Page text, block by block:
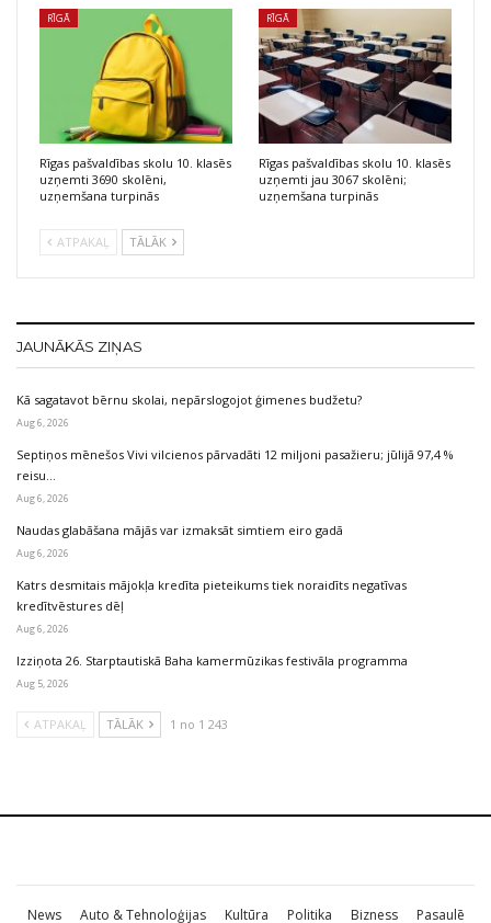
RĪGĀ
Rīgas pašvaldības skolu 10. klasēs
uzņemti 3690 skolēni,
uzņemšana turpinās
RĪGĀ
Rīgas pašvaldības skolu 10. klasēs
uzņemti jau 3067 skolēni;
uzņemšana turpinās
ATPAKAĻ TĀLĀK
JAUNĀKĀS ZIŅAS
Kā sagatavot bērnu skolai, nepārslogojot ģimenes budžetu?
Aug 6, 2026
Septiņos mēnešos Vivi vilcienos pārvadāti 12 miljoni pasažieru; jūlijā 97,4 %
reisu…
Aug 6, 2026
Naudas glabāšana mājās var izmaksāt simtiem eiro gadā
Aug 6, 2026
Katrs desmitais mājokļa kredīta pieteikums tiek noraidīts negatīvas
kredītvēstures dēļ
Aug 6, 2026
Izziņota 26. Starptautiskā Baha kamermūzikas festivāla programma
Aug 5, 2026
ATPAKAĻ TĀLĀK 1 no 1 243
News Auto & Tehnoloģijas Kultūra Politika Bizness Pasaulē